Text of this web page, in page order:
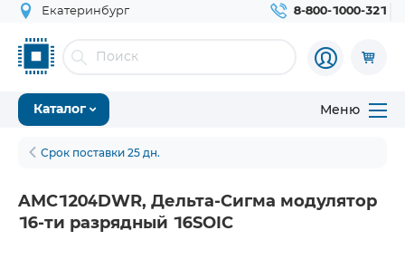
Екатеринбург 8-800-1000-321
Каталог Меню
Срок поставки 25 дн.
AMC1204DWR, Дельта-Сигма модулятор
16-ти разрядный 16SOIC